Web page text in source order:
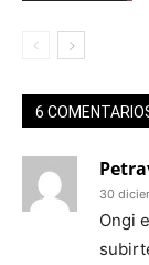
6
30
Ongi